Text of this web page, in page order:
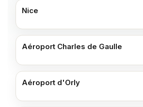
Nice
Aéroport Charles de Gaulle
Aéroport d'Orly